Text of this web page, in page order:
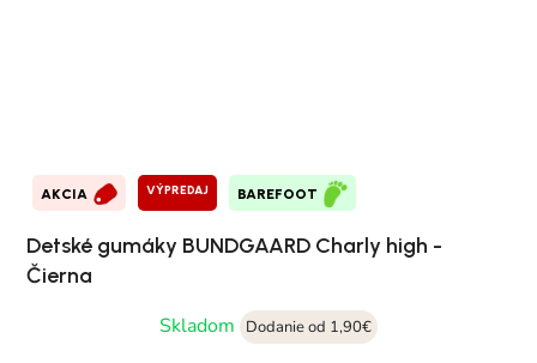
AKCIA VÝPREDAJ BAREFOOT
Detské gumáky BUNDGAARD Charly high -
Čierna
Skladom
Dodanie od 1,90€